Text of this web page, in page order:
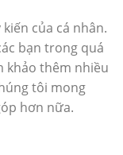
của cá nhân.
bạn trong quá
khảo thêm nhiều
tôi mong
hơn nữa.